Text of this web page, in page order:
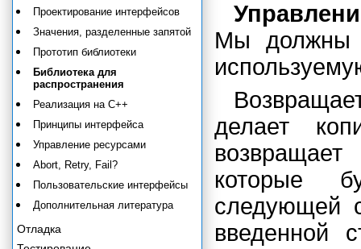
Мы должны
делает
которые
следующей
введенной
Проектирование интерфейсов
Значения, разделенные запятой
Прототип библиотеки
Библиотека для
распространения
Реализация на C++
Принципы интерфейса
Управление ресурсами
Abort, Retry, Fail?
Пользовательские интерфейсы
Дополнительная литература
Отладка